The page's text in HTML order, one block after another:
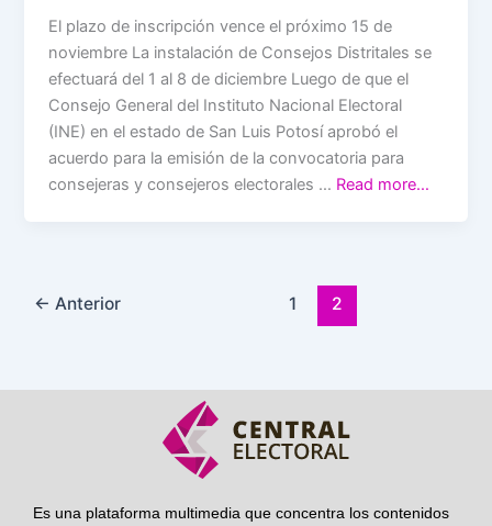
El plazo de inscripción vence el próximo 15 de
noviembre La instalación de Consejos Distritales se
efectuará del 1 al 8 de diciembre Luego de que el
Consejo General del Instituto Nacional Electoral
(INE) en el estado de San Luis Potosí aprobó el
acuerdo para la emisión de la convocatoria para
consejeras y consejeros electorales … Read more…
← Anterior 1 2
Es una plataforma multimedia que concentra los contenidos